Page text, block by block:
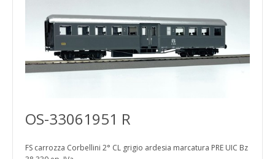
OS-33061951 R
FS carrozza Corbellini 2° CL grigio ardesia marcatura PRE UIC Bz